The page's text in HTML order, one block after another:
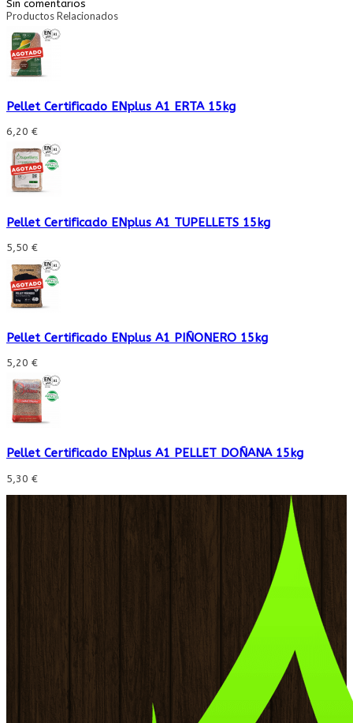
Sin comentarios
Productos Relacionados
Pellet Certificado ENplus A1 ERTA 15kg
6,20 €
Pellet Certificado ENplus A1 TUPELLETS 15kg
5,50 €
Pellet Certificado ENplus A1 PIÑONERO 15kg
5,20 €
Pellet Certificado ENplus A1 PELLET DOÑANA 15kg
5,30 €